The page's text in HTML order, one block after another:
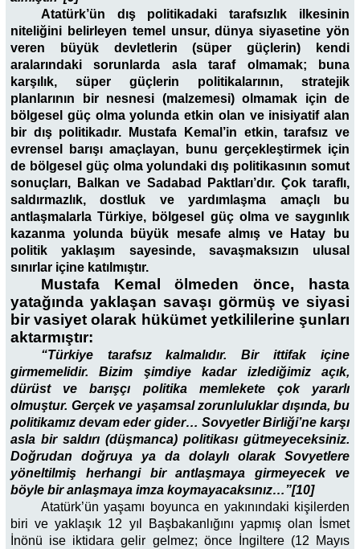
Atatürk’ün dış politikadaki tarafsızlık ilkesinin
niteliğini belirleyen temel unsur, dünya siyasetine yön
veren büyük devletlerin (süper güçlerin) kendi
aralarındaki sorunlarda asla taraf olmamak; buna
karşılık, süper güçlerin politikalarının, stratejik
planlarının bir nesnesi (malzemesi) olmamak için de
bölgesel güç olma yolunda etkin olan ve inisiyatif alan
bir dış politikadır. Mustafa Kemal’in etkin, tarafsız ve
evrensel barışı amaçlayan, bunu gerçekleştirmek için
de bölgesel güç olma yolundaki dış politikasının somut
sonuçları, Balkan ve Sadabad Paktları’dır. Çok taraflı,
saldırmazlık, dostluk ve yardımlaşma amaçlı bu
antlaşmalarla Türkiye, bölgesel güç olma ve saygınlık
kazanma yolunda büyük mesafe almış ve Hatay bu
politik yaklaşım sayesinde, savaşmaksızın ulusal
sınırlar içine katılmıştır.
Mustafa Kemal ölmeden önce, hasta
yatağında yaklaşan savaşı görmüş ve siyasi
bir vasiyet olarak hükümet yetkililerine şunları
aktarmıştır:
“Türkiye tarafsız kalmalıdır. Bir ittifak içine
girmemelidir. Bizim şimdiye kadar izlediğimiz açık,
dürüst ve barışçı politika memlekete çok yararlı
olmuştur. Gerçek ve yaşamsal zorunluluklar dışında, bu
politikamız devam eder gider… Sovyetler Birliği’ne karşı
asla bir saldırı (düşmanca) politikası gütmeyeceksiniz.
Doğrudan doğruya ya da dolaylı olarak Sovyetlere
yöneltilmiş herhangi bir antlaşmaya girmeyecek ve
böyle bir anlaşmaya imza koymayacaksınız…”[10]
Atatürk’ün yaşamı boyunca en yakınındaki kişilerden
biri ve yaklaşık 12 yıl Başbakanlığını yapmış olan İsmet
İnönü ise iktidara gelir gelmez; önce İngiltere (12 Mayıs